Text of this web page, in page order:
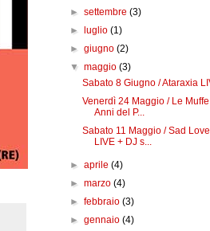
►settembre(3)
►
luglio(1)
►giugno(2)
▼maggio(3)
Sabato 8 Giugno / Ataraxia
Venerdì 24 Maggio / Le
Anni del P...
Sabato 11 Maggio / Sad
LIVE + DJ s...
►aprile(4)
►marzo(4)
►febbraio(3)
►gennaio(4)